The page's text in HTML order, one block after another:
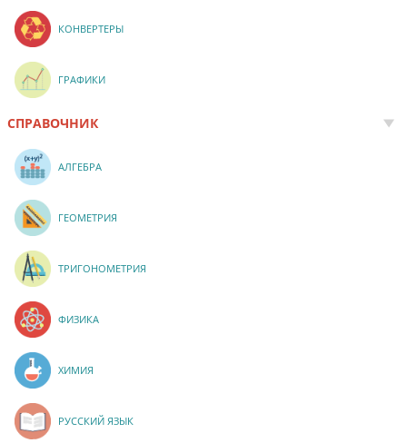
КОНВЕРТЕРЫ
ГРАФИКИ
СПРАВОЧНИК
АЛГЕБРА
ГЕОМЕТРИЯ
ТРИГОНОМЕТРИЯ
ФИЗИКА
ХИМИЯ
РУССКИЙ ЯЗЫК